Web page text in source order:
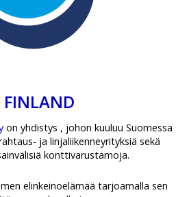
FINLAND
on yhdistys , johon kuuluu Suomessa
ja linjaliikenneyrityksiä sekä
konttivarustamoja.
elinkeinoelämää tarjoamalla sen